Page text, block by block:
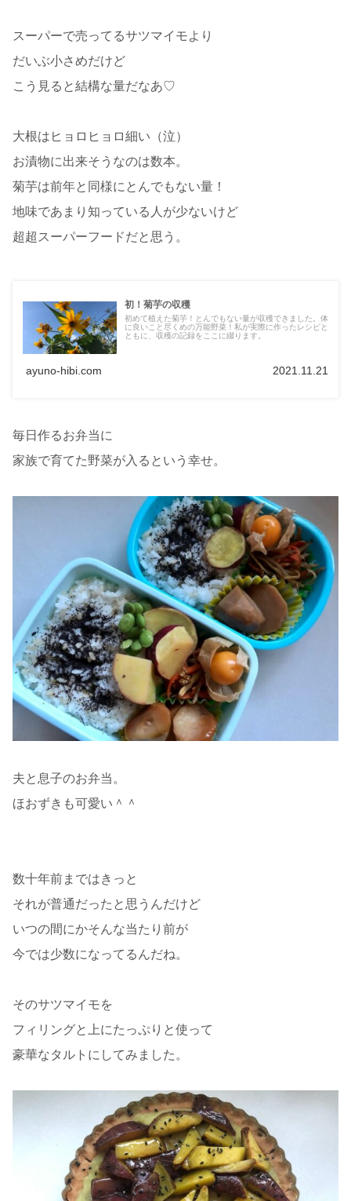
スーパーで売ってるサツマイモより
だいぶ小さめだけど
こう見ると結構な量だなあ♡
大根はヒョロヒョロ細い（泣）
お漬物に出来そうなのは数本。
菊芋は前年と同様にとんでもない量！
地味であまり知っている人が少ないけど
超超スーパーフードだと思う。
初！菊芋の収穫
初めて植えた菊芋！とんでもない量が収穫できました。体
に良いこと尽くめの万能野菜！私が実際に作ったレシピと
ともに、収穫の記録をここに綴ります。
ayuno-hibi.com 2021.11.21
毎日作るお弁当に
家族で育てた野菜が入るという幸せ。
夫と息子のお弁当。
ほおずきも可愛い＾＾
数十年前まではきっと
それが普通だったと思うんだけど
いつの間にかそんな当たり前が
今では少数になってるんだね。
そのサツマイモを
フィリングと上にたっぷりと使って
豪華なタルトにしてみました。